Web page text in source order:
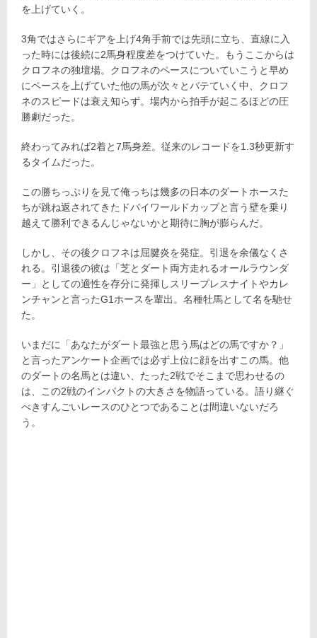
を上げていく。
3角ではさらにギアを上げ4角手前では先頭に立ち、直線に入
った時には後続に2馬身程度差をつけていた。もうここからは
クロフネの独壇場。クロフネのペースについていこうと早め
にペースを上げていた他の馬が次々とバテていく中、クロフ
ネのスピードは衰え知らず。場内から拍手が起こるほどの圧
勝劇だった。
終わってみれば2着と7馬身差。従来のレコードを1.3秒更新す
るタイムだった。
この勝ちっぷりを見て俺っちは幾多の日本のダートホースた
ちが跳ね返されてきたドバイワールドカップと言う壁を乗り
越えて勝利できるんじゃないかと期待に胸が膨らんだ。
しかし、その後クロフネは屈腱炎を発症。引退を余儀なくさ
れる。引退後の彼は「芝とダート両方走れるオールラウンダ
ー」としての適性を存分に発揮しスリープレスナイトやカレ
ンチャンと言ったG1ホースを輩出。名種牡馬として名を馳せ
た。
いまだに「あなたがダート最強と思う馬はどの馬ですか？」
と言ったアンケート企画では必ず上位に顔を出すこの馬。他
のダートの名馬とは違い、たった2戦でそこまで思わせるの
は、この2戦のインパクトの大きさを物語っている。語り継ぐ
べきすんごいレースのひとつであることは間違いないだろ
う。